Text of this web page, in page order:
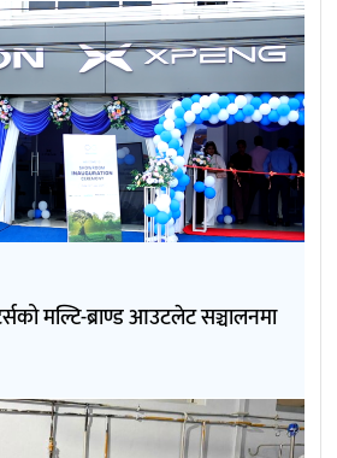
मल्टि-ब्राण्ड आउटलेट सञ्चालनमा